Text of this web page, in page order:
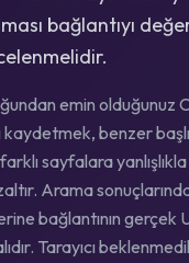
bağlantıyı
emin olduğunuz
kaydetmek, benzer
sayfalara
Arama
bağlantının gerçek
Tarayıcı